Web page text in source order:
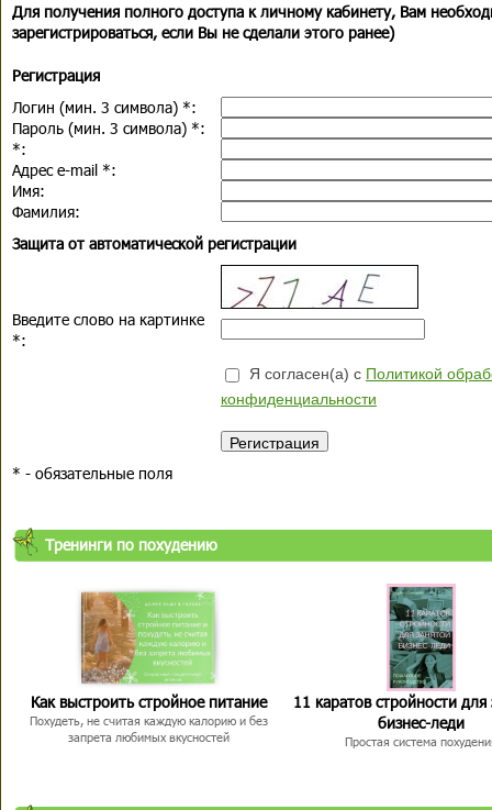
Для получения полного доступа к личному кабинету, Вам
зарегистрироваться, если Вы не сделали этого ранее)
Регистрация
Логин (мин. 3 символа) *:
Пароль (мин. 3 символа) *:
*:
Адрес e-mail *:
Имя:
Фамилия:
Защита от автоматической регистрации
Введите слово на картинке
*:
Я согласен(а) с Политикой
конфиденциальности
* - обязательные поля
Тренинги по похудению
Как выстроить стройное питание
Похудеть, не считая каждую калорию и без
запрета любимых вкусностей
11 каратов стройности для
бизнес-леди
Простая система